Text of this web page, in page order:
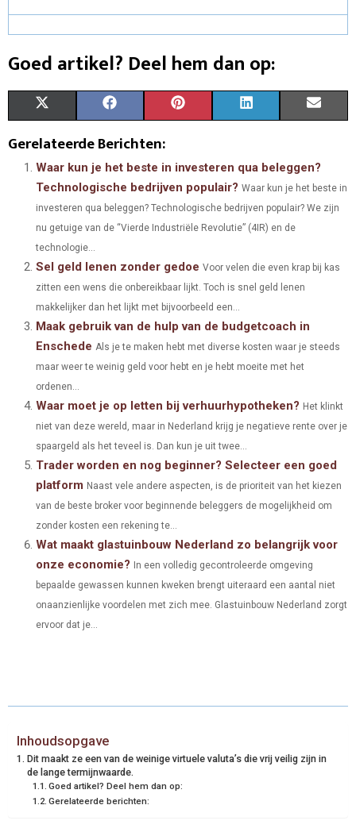
Goed artikel? Deel hem dan op:
R
O
N
T
W
T
T
E
R
)
A
R
C
E
K
R
N
T
S
T
A
R
N
K R
I
Gerelateerde Berichten:
Waar kun je het beste in investeren qua beleggen?
Technologische bedrijven populair? Waar kun je het beste in
investeren qua beleggen? Technologische bedrijven populair? We zijn
nu getuige van de “Vierde Industriële Revolutie” (4IR) en de
technologie...
Sel geld lenen zonder gedoe Voor velen die even krap bij kas
zitten een wens die onbereikbaar lijkt. Toch is snel geld lenen
makkelijker dan het lijkt met bijvoorbeeld een...
Maak gebruik van de hulp van de budgetcoach in
Enschede Als je te maken hebt met diverse kosten waar je steeds
maar weer te weinig geld voor hebt en je hebt moeite met het
ordenen...
Waar moet je op letten bij verhuurhypotheken? Het klinkt
niet van deze wereld, maar in Nederland krijg je negatieve rente over je
spaargeld als het teveel is. Dan kun je uit twee...
Trader worden en nog beginner? Selecteer een goed
platform Naast vele andere aspecten, is de prioriteit van het kiezen
van de beste broker voor beginnende beleggers de mogelijkheid om
zonder kosten een rekening te...
Wat maakt glastuinbouw Nederland zo belangrijk voor
onze economie? In een volledig gecontroleerde omgeving
bepaalde gewassen kunnen kweken brengt uiteraard een aantal niet
onaanzienlijke voordelen met zich mee. Glastuinbouw Nederland zorgt
ervoor dat je...
Inhoudsopgave
Dit maakt ze een van de weinige virtuele valuta’s die vrij veilig zijn in
de lange termijnwaarde.
Goed artikel? Deel hem dan op:
Gerelateerde berichten: